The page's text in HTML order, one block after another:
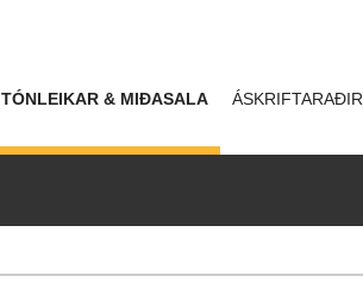
TÓNLEIKAR & MIÐASALA ÁSKRIFTARAÐIR